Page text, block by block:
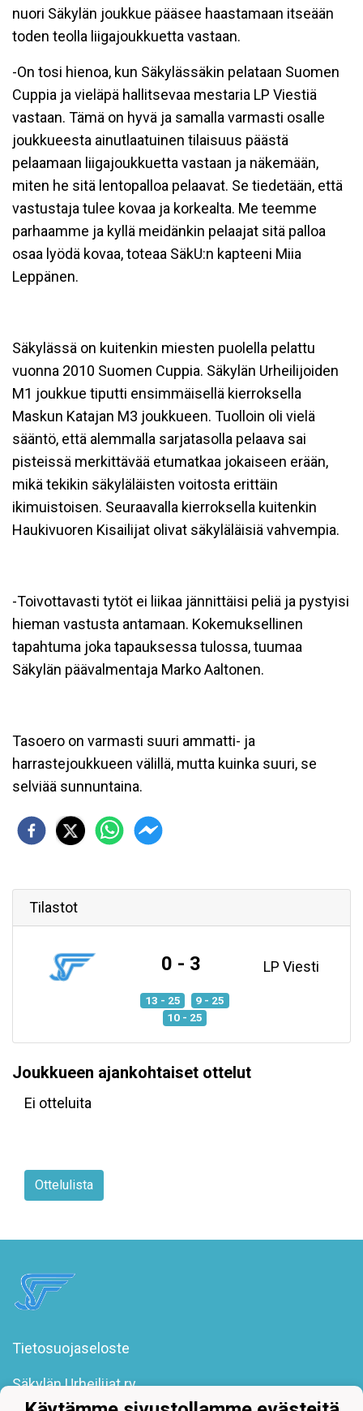
nuori Säkylän joukkue pääsee haastamaan itseään
toden teolla liigajoukkuetta vastaan.
-On tosi hienoa, kun Säkylässäkin pelataan Suomen
Cuppia ja vieläpä hallitsevaa mestaria LP Viestiä
vastaan. Tämä on hyvä ja samalla varmasti osalle
joukkueesta ainutlaatuinen tilaisuus päästä
pelaamaan liigajoukkuetta vastaan ja näkemään,
miten he sitä lentopalloa pelaavat. Se tiedetään, että
vastustaja tulee kovaa ja korkealta. Me teemme
parhaamme ja kyllä meidänkin pelaajat sitä palloa
osaa lyödä kovaa, toteaa SäkU:n kapteeni Miia
Leppänen.
Säkylässä on kuitenkin miesten puolella pelattu
vuonna 2010 Suomen Cuppia. Säkylän Urheilijoiden
M1 joukkue tiputti ensimmäisellä kierroksella
Maskun Katajan M3 joukkueen. Tuolloin oli vielä
sääntö, että alemmalla sarjatasolla pelaava sai
pisteissä merkittävää etumatkaa jokaiseen erään,
mikä tekikin säkyläläisten voitosta erittäin
ikimuistoisen. Seuraavalla kierroksella kuitenkin
Haukivuoren Kisailijat olivat säkyläläisiä vahvempia.
-Toivottavasti tytöt ei liikaa jännittäisi peliä ja pystyisi
hieman vastusta antamaan. Kokemuksellinen
tapahtuma joka tapauksessa tulossa, tuumaa
Säkylän päävalmentaja Marko Aaltonen.
Tasoero on varmasti suuri ammatti- ja
harrastejoukkueen välillä, mutta kuinka suuri, se
selviää sunnuntaina.
Tilastot
0 - 3 LP Viesti
13 - 25
9 - 25
10 - 25
Joukkueen ajankohtaiset ottelut
Ei otteluita
Ottelulista
Tietosuojaseloste
Säkylän Urheilijat ry
Poroholmantie 1